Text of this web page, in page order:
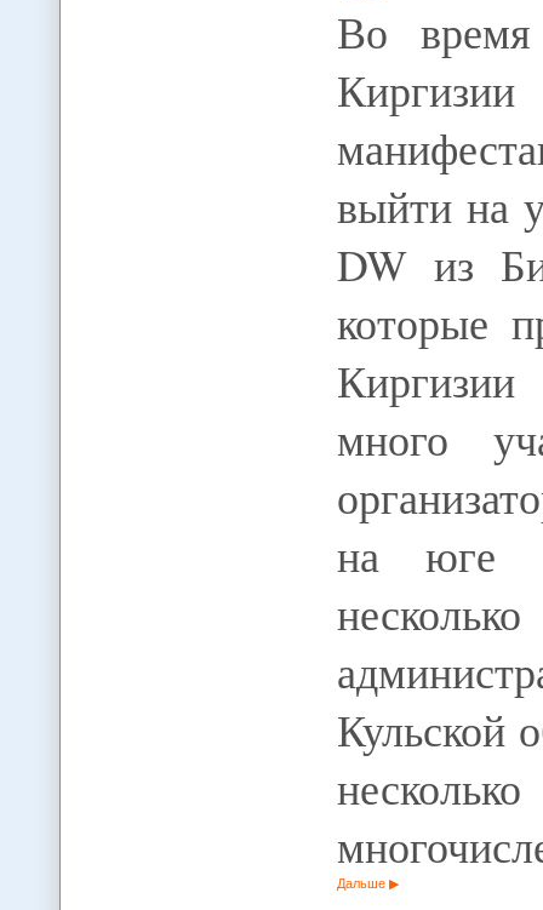
Во
выйти на
DW из
которые
много
на юге
Кульской
Дальше